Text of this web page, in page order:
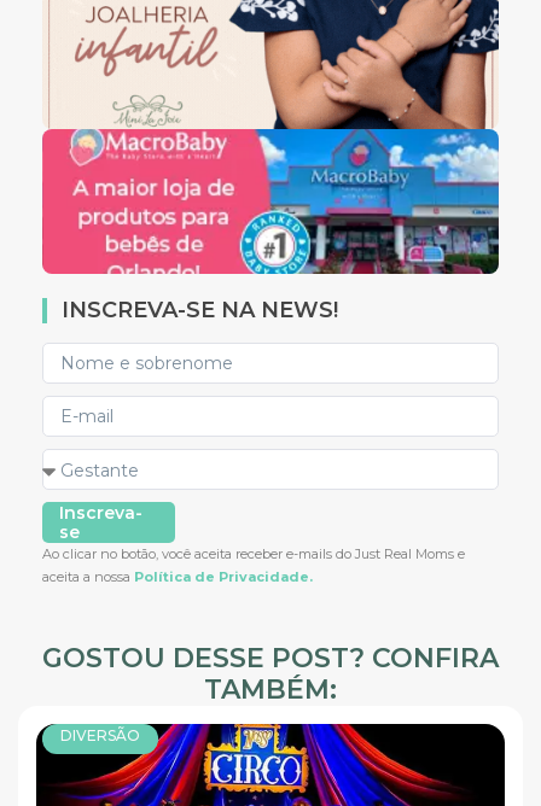
INSCREVA-SE NA NEWS!
Inscreva-
se
Ao clicar no botão, você aceita receber e-mails do Just Real Moms e
aceita a nossa Política de Privacidade.
GOSTOU DESSE POST? CONFIRA
TAMBÉM:
DIVERSÃO